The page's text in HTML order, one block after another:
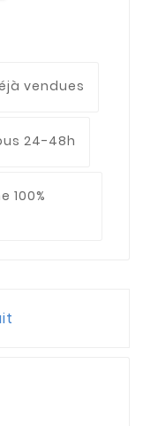
vendues
24-48h
100%